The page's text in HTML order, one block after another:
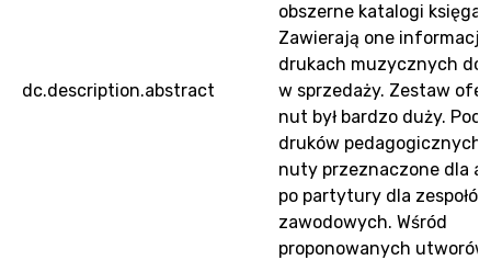
dc.description.abstract
obszerne katalogi
Zawierają one
drukach muzycznych
w sprzedaży. Zestaw
nut był bardzo duży.
druków pedagogicznych,
nuty przeznaczone dla
po partytury dla zespołów
zawodowych. Wśród
proponowanych utworów